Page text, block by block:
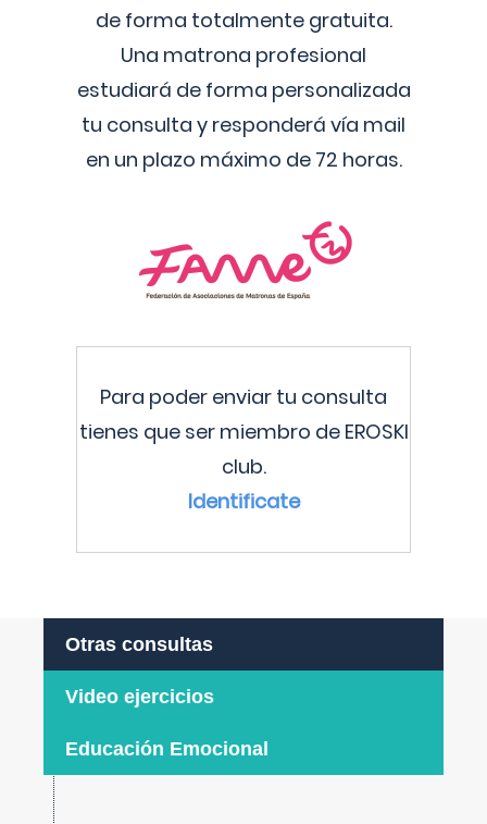
de forma totalmente gratuita.
Una matrona profesional
estudiará de forma personalizada
tu consulta y responderá vía mail
en un plazo máximo de 72 horas.
Para poder enviar tu consulta
tienes que ser miembro de EROSKI
club.
Identificate
Otras consultas
Video ejercicios
Educación Emocional